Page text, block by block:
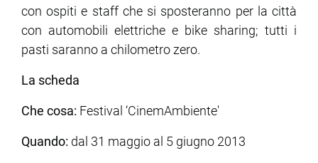
con ospiti e staff che si sposteranno per la città
con automobili elettriche e bike sharing; tutti i
pasti saranno a chilometro zero.
La scheda
Che cosa: Festival ‘CinemAmbiente'
Quando: dal 31 maggio al 5 giugno 2013